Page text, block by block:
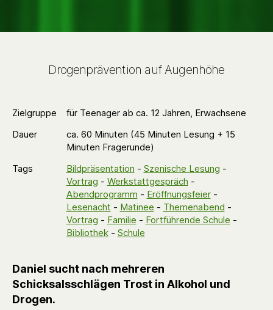
Drogenprävention auf Augenhöhe
Zielgruppe
für Teenager ab ca. 12 Jahren, Erwachsene
Dauer
ca. 60 Minuten (45 Minuten Lesung + 15
Minuten Fragerunde)
Tags
Bildpräsentation - Szenische Lesung -
Vortrag - Werkstattgespräch -
Abendprogramm - Eröffnungsfeier-
Lesenacht - Matinee - Themenabend -
Vortrag - Familie - Fortführende Schule -
Bibliothek- Schule
Daniel sucht nach mehreren
Schicksalsschlägen Trost in Alkohol und
Drogen.